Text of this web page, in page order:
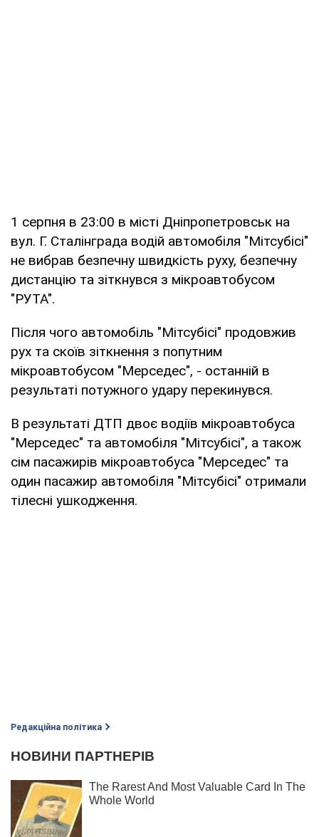
1 серпня в 23:00 в місті Дніпропетровськ на
вул. Г. Сталінграда водій автомобіля "Мітсубісі"
не вибрав безпечну швидкість руху, безпечну
дистанцію та зіткнувся з мікроавтобусом
"РУТА".
Після чого автомобіль "Мітсубісі" продовжив
рух та скоїв зіткнення з попутним
мікроавтобусом "Мерседес", - останній в
результаті потужного удару перекинувся.
В результаті ДТП двоє водіїв мікроавтобуса
"Мерседес" та автомобіля "Мітсубісі", а також
сім пасажирів мікроавтобуса "Мерседес" та
один пасажир автомобіля "Мітсубісі" отримали
тілесні ушкодження.
Редакційна політика